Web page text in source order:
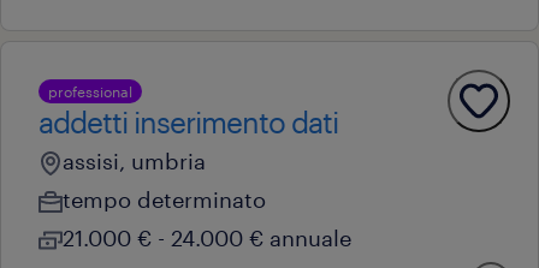
professional
addetti inserimento dati
assisi, umbria
tempo determinato
21.000 € - 24.000 € annuale